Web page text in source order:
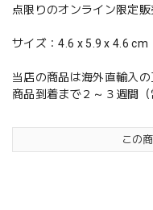
点限りのオンライン限定販
サイズ：4.6 x 5.9 x 4.6 cm
当店の商品は海外直輸入
商品到着まで２～３週間
この